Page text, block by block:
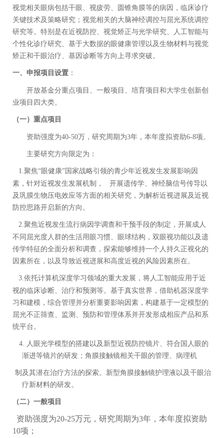
视觉相关眼病包括干眼、视疲劳、圆锥角膜等的病因， 临床诊疗
关键技术及策略研究 ；视觉相关的大脑神经调控与屈光系统调控
研究等。 特别是在近视防控、视觉矫正与光学研究、人工智能与
个性化诊疗研究、基于大数据的眼健康管理以及生物材料与视觉
矫正和干眼治疗、基因诊断等方向上寻求突破。
一、申报项目设置 ：
开放基金分重点项目、一般项目、培育项目和大学生创新创
业项目四大类。
（一） 重点项目
资助强度为40-50万，研究周期为3年，本年度拟资助6-8项 。
主要研究方向限定为：
1. 聚焦“眼健康”国家战略引领的青少年近视发生发展影响 因
素 ， 针对近视发生发展机制，
开展遗传学、神经脑信号传导以
及巩膜生物压电效应等方面的相关研究，为解析近视进展及近视
防控思路开启新的方向。
2. 聚焦近视发生流行病因学调查和干预手段的制定，开展成人
不同屈光度人群的生活用眼习惯、眼球结构，双眼视功能以及遗
传学特征的全面分析和调查，探索能够维持一个人持久正视化的
因素所在，以及导致近视进展和高度近视的风险因素所在。
3. 依托计算机深度学习领域的重大发展，将人工智能应用于近
视的临床诊断、治疗和预测等。基于真实世界， 借助机器深度学
习和建模 ，综合管理并分析重要影响因素，构建基于一定模型的
屈光不正筛查、监测、预防和管理体系并开发形成相应产品和系
统平台 。
4. 人眼光学模型的搭建以及 新型近视防控镜片
符合国人眼的
渐进等镜片的研发 ；角膜接触镜相关干眼的管理、病理机
制及其潜在治疗方法的探索。 新型角膜接触镜护理液以及干眼治
疗新材料的研发。
（二） 一般项目
资助强度为20-25万元，研究周期为3年，本年度拟资助
10项；